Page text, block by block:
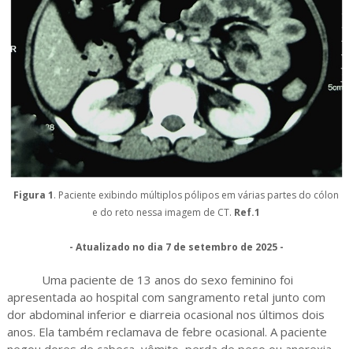
Figura 1. Paciente exibindo múltiplos pólipos em várias partes do cólon
e do reto nessa imagem de CT. Ref.1
- Atualizado no dia 7 de setembro de 2025 -
Uma paciente de 13 anos do sexo feminino foi
apresentada ao hospital com sangramento retal junto com
dor abdominal inferior e diarreia ocasional nos últimos dois
anos. Ela também reclamava de febre ocasional. A paciente